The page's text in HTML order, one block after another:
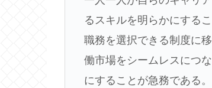
るスキルを明らかにする
職務を選択できる制度に
働市場をシームレスにつ
にすることが急務である。